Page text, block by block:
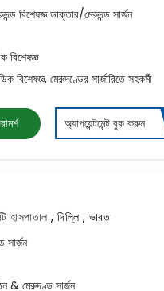
বিশেষজ্ঞ ডাক্তার/মেরুদন্ড সার্জন
বিশেষজ্ঞ
মেরুদণ্ডের সার্জারিতে সহকর্মী
অ্যাপয়েন্টমেন্ট বুক করুন
হাসপাতাল,দিল্লি , ভারত
সার্জন
& মেরুদণ্ড সার্জন